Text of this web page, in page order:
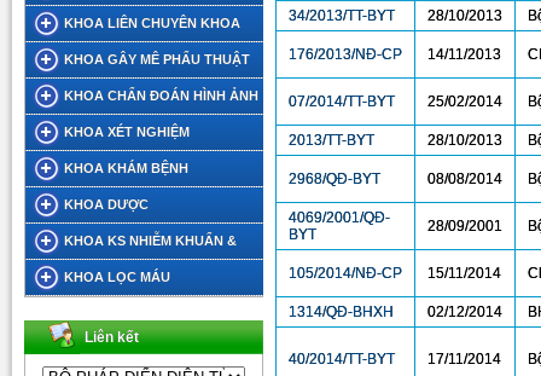
KHOA LIÊN CHUYÊN KHOA
KHOA GÂY MÊ PHẨU THUẬT
KHOA CHẨN ĐOÁN HÌNH ẢNH
KHOA XÉT NGHIỆM
KHOA KHÁM BỆNH
KHOA DƯỢC
KHOA KS NHIỄM KHUẨN &
DINH DƯỠNG TIẾT CHẾ
KHOA LỌC MÁU
Liên kết
34/2013/TT-BYT 28/10/2013
176/2013/NĐ-CP 14/11/2013
07/2014/TT-BYT 25/02/2014
2013/TT-BYT 28/10/2013
2968/QĐ-BYT 08/08/2014
4069/2001/QĐ-
BYT
28/09/2001
105/2014/NĐ-CP 15/11/2014
1314/QĐ-BHXH 02/12/2014
40/2014/TT-BYT 17/11/2014